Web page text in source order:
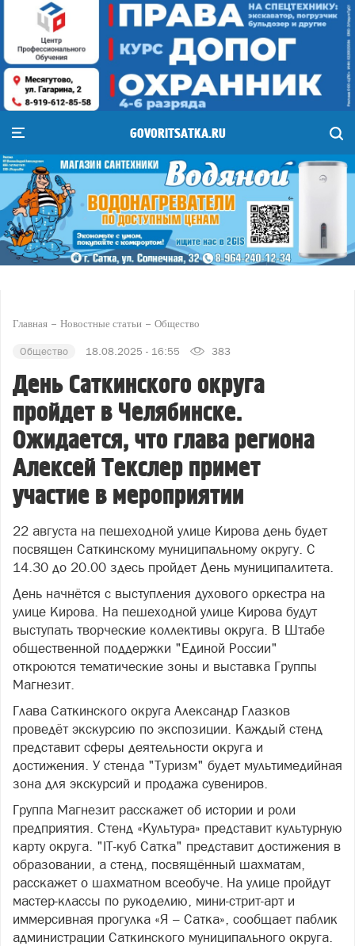
GOVORITSATKA.RU
Главная Новостные статьи Общество
Общество 18.08.2025 - 16:55 383
День Саткинского округа
пройдет в Челябинске.
Ожидается, что глава региона
Алексей Текслер примет
участие в мероприятии
22 августа на пешеходной улице Кирова день будет
посвящен Саткинскому муниципальному округу. С
14.30 до 20.00 здесь пройдет День муниципалитета.
День начнётся с выступления духового оркестра на
улице Кирова. На пешеходной улице Кирова будут
выступать творческие коллективы округа. В Штабе
общественной поддержки "Единой России"
откроются тематические зоны и выставка Группы
Магнезит.
Глава Саткинского округа Александр Глазков
проведёт экскурсию по экспозиции. Каждый стенд
представит сферы деятельности округа и
достижения. У стенда "Туризм" будет мультимедийная
зона для экскурсий и продажа сувениров.
Группа Магнезит расскажет об истории и роли
предприятия. Стенд «Культура» представит культурную
карту округа. "IT-куб Сатка" представит достижения в
образовании, а стенд, посвящённый шахматам,
расскажет о шахматном всеобуче. На улице пройдут
мастер-классы по рукоделию, мини-стрит-арт и
иммерсивная прогулка «Я – Сатка», сообщает паблик
администрации Саткинского муниципального округа.